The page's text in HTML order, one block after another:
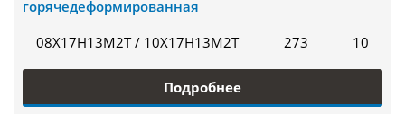
горячедеформированная
08Х17Н13М2Т / 10Х17Н13М2Т
273 10
Подробнее